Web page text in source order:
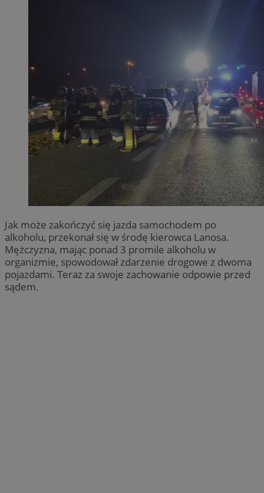
Jak może zakończyć się jazda samochodem po
alkoholu, przekonał się w środę kierowca Lanosa.
Mężczyzna, mając ponad 3 promile alkoholu w
organizmie, spowodował zdarzenie drogowe z dwoma
pojazdami. Teraz za swoje zachowanie odpowie przed
sądem.